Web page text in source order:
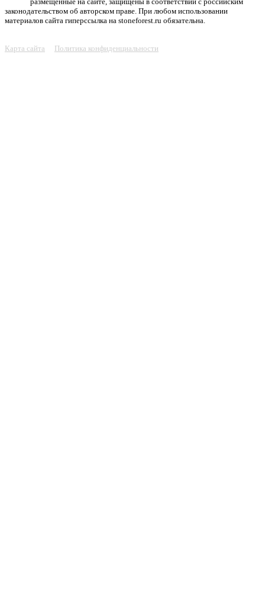
законодательством об авторском праве. При любом использовании
материалов сайта гиперссылка на stoneforest.ru обязательна.
Карта сайта Политика конфиденциальности